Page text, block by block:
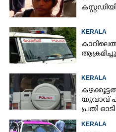
KERALA
ആക്രമിച്ചു
KERALA
യുവാവ്
പ്രതി
KERALA